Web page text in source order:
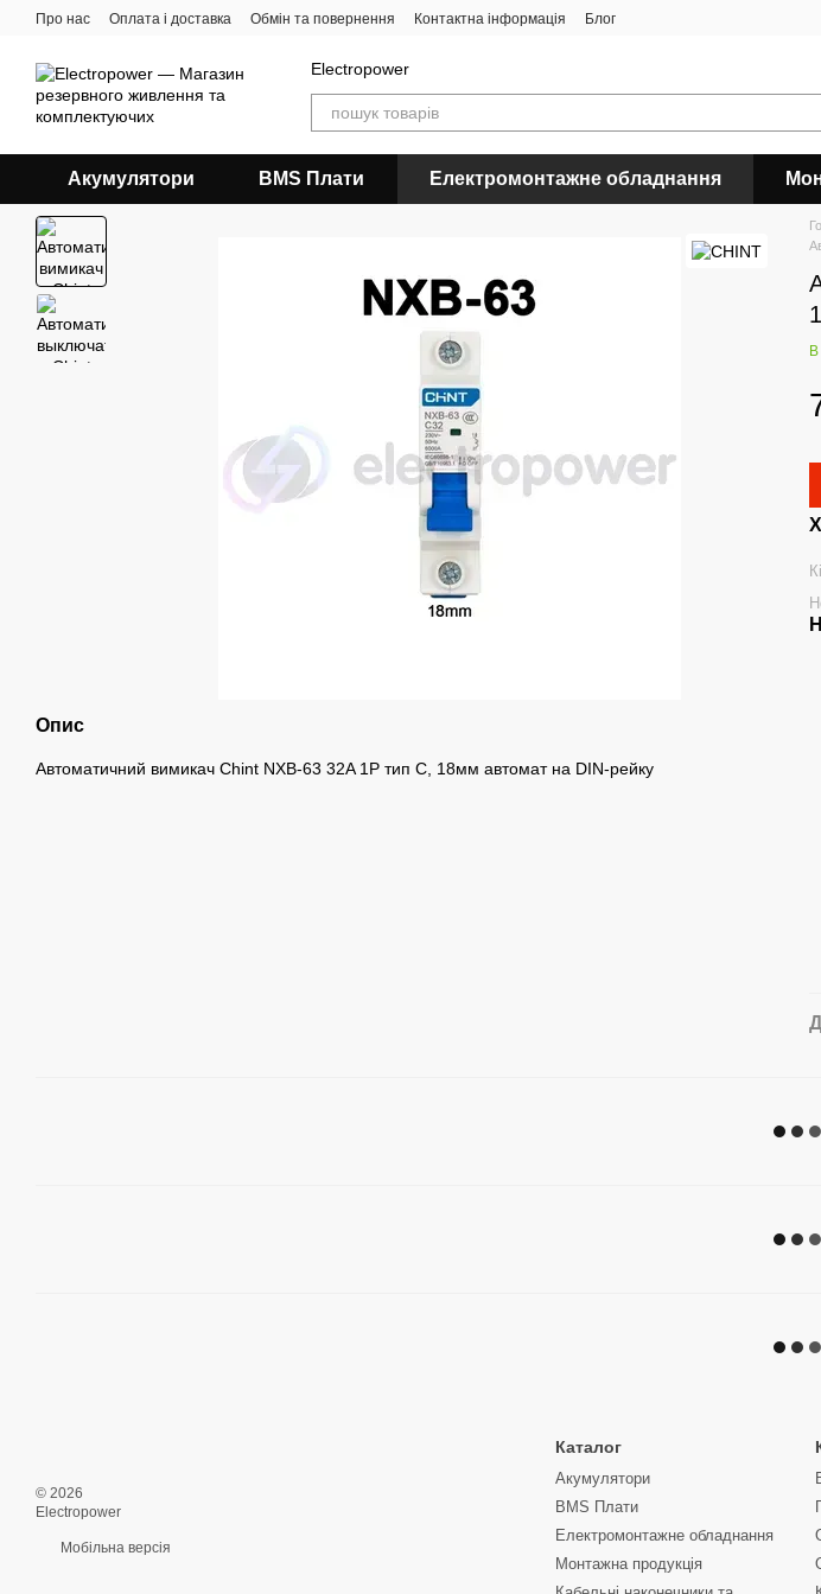
Перейти до основного контенту
Про нас Оплата і доставка Обмін та повернення Контактна інформація Блог
Electropower
Акумулятори BMS Плати Електромонтажне обладнання
Опис
Автоматичний вимикач Chint NXB-63 32A 1P тип C, 18мм автомат на DIN-рейку
© 2026
Electropower
Мобільна версія
Каталог
Акумулятори
BMS Плати
Електромонтажне обладнання
Монтажна продукція